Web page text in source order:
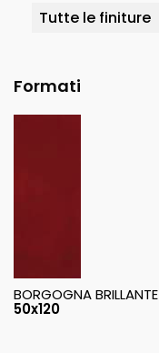
Formati
BORGOGNA BRILLANTE
50x120